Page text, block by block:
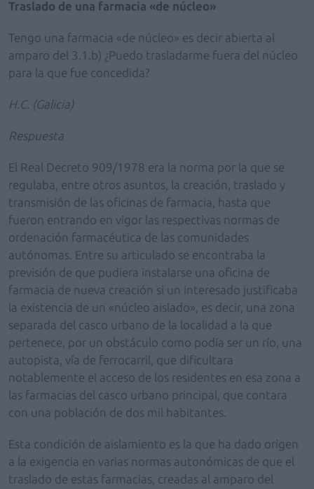
Traslado de una farmacia «de núcleo»
Tengo una farmacia «de núcleo» es decir abierta al
amparo del 3.1.b) ¿Puedo trasladarme fuera del núcleo
para la que fue concedida?
H.C. (Galicia)
Respuesta
El Real Decreto 909/1978 era la norma por la que se
regulaba, entre otros asuntos, la creación, traslado y
transmisión de las oficinas de farmacia, hasta que
fueron entrando en vigor las respectivas normas de
ordenación farmacéutica de las comunidades
autónomas. Entre su articulado se encontraba la
previsión de que pudiera instalarse una oficina de
farmacia de nueva creación si un interesado justificaba
la existencia de un «núcleo aislado», es decir, una zona
separada del casco urbano de la localidad a la que
pertenece, por un obstáculo como podía ser un río, una
autopista, vía de ferrocarril, que dificultara
notablemente el acceso de los residentes en esa zona a
las farmacias del casco urbano principal, que contara
con una población de dos mil habitantes.
Esta condición de aislamiento es la que ha dado origen
a la exigencia en varias normas autonómicas de que el
traslado de estas farmacias, creadas al amparo del